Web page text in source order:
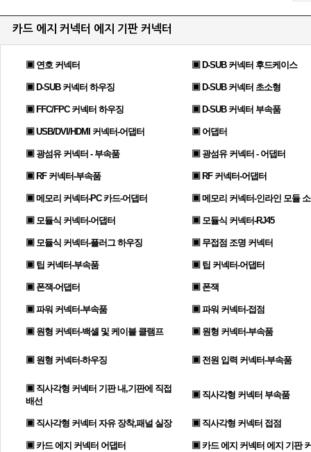
카드 에지 커넥터 에지 기판 커넥터
▣ 연호 커넥터 ▣ D-SUB 커넥터 후드케이스
▣ D-SUB 커넥터 하우징 ▣ D-SUB 커넥터 초소형
▣ FFC/FPC 커넥터 하우징 ▣ D-SUB 커넥터 부속품
▣ USB/DVI/HDMI 커넥터-어댑터 ▣ 어댑터
▣ 광섬유 커넥터 - 부속품 ▣ 광섬유 커넥터 - 어댑터
▣ RF 커넥터-부속품 ▣ RF 커넥터-어댑터
▣ 메모리 커넥터-PC 카드-어댑터 ▣ 메모리 커넥터-인라인 모듈
▣ 모듈식 커넥터-어댑터 ▣ 모듈식 커넥터-RJ45
▣ 모듈식 커넥터-플러그 하우징 ▣ 무접점 조명 커넥터
▣ 팁 커넥터-부속품 ▣ 팁 커넥터-어댑터
▣ 폰잭-어댑터 ▣ 폰잭
▣ 파워 커넥터-부속품 ▣ 파워 커넥터-접점
▣ 원형 커넥터-백셸 및 케이블 클램프 ▣ 원형 커넥터-부속품
▣ 원형 커넥터-하우징 ▣ 전원 입력 커넥터-부속품
▣ 직사각형 커넥터 기판 내,기판에 직접
배선
▣ 직사각형 커넥터 부속품
▣ 직사각형 커넥터 자유 장착,패널 실장 ▣ 직사각형 커넥터 접점
▣ 카드 에지 커넥터 어댑터 ▣ 카드 에지 커넥터 에지 기판